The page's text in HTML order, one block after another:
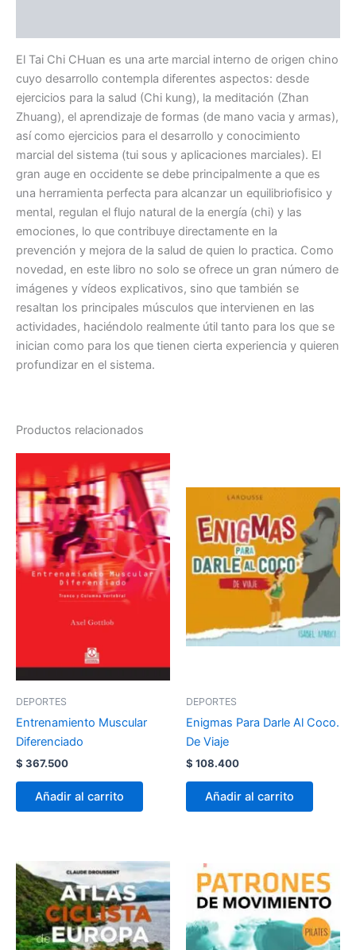
El Tai Chi CHuan es una arte marcial interno de origen chino
cuyo desarrollo contempla diferentes aspectos: desde
ejercicios para la salud (Chi kung), la meditación (Zhan
Zhuang), el aprendizaje de formas (de mano vacia y armas),
así como ejercicios para el desarrollo y conocimiento
marcial del sistema (tui sous y aplicaciones marciales). El
gran auge en occidente se debe principalmente a que es
una herramienta perfecta para alcanzar un equilibriofisico y
mental, regulan el flujo natural de la energía (chi) y las
emociones, lo que contribuye directamente en la
prevención y mejora de la salud de quien lo practica. Como
novedad, en este libro no solo se ofrece un gran número de
imágenes y vídeos explicativos, sino que también se
resaltan los principales músculos que intervienen en las
actividades, haciéndolo realmente útil tanto para los que se
inician como para los que tienen cierta experiencia y quieren
profundizar en el sistema.
Productos relacionados
DEPORTES
Entrenamiento Muscular
Diferenciado
$ 367.500
Añadir al carrito
DEPORTES
Enigmas Para Darle Al Coco.
De Viaje
$ 108.400
Añadir al carrito